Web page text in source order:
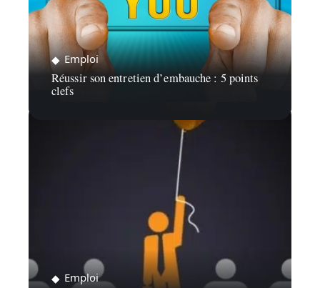
Emploi
Réussir son entretien d’embauche : 5 points
clefs
Emploi